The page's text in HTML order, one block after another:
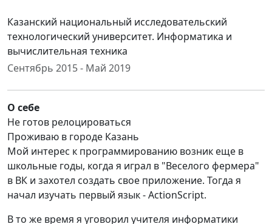
Казанский национальный исследовательский
технологический университет. Информатика и
вычислительная техника
Сентябрь 2015 - Май 2019
О себе
Не готов релоцироваться
Проживаю в городе Казань
Мой интерес к программированию возник еще в
школьные годы, когда я играл в "Веселого фермера"
в ВК и захотел создать свое приложение. Тогда я
начал изучать первый язык - ActionScript.
В то же время я уговорил учителя информатики